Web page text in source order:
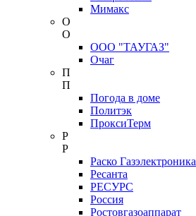
Мимакс
О
О
ООО "ТАУГАЗ"
Очаг
П
П
Погода в доме
Политэк
ПроксиТерм
Р
Р
Раско Газэлектроника
Ресанта
РЕСУРС
Россия
Ростовгазоаппарат